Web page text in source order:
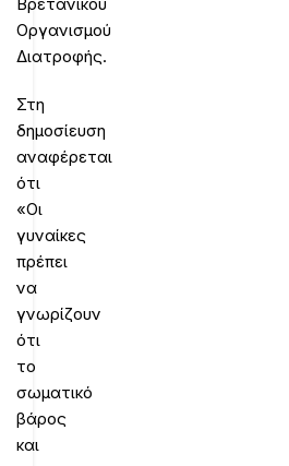
Οργανισμού
Διατροφής.
Στη
δημοσίευση
αναφέρεται
ότι
«Οι
γυναίκες
πρέπει
να
γνωρίζουν
ότι
το
σωματικό
βάρος
και